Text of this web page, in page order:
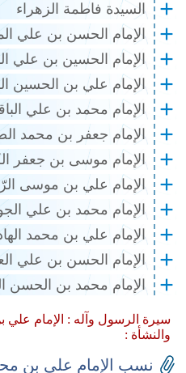
السيدة فاطمة الزهراء
الإمام الحسن بن علي
الإمام الحسين بن علي
الإمام علي بن الحسين
الإمام محمد بن علي
الإمام جعفر بن محمد
الإمام موسى بن جعفر
الإمام علي بن موسى
الإمام محمد بن علي
الإمام علي بن محمد
الإمام الحسن بن علي
الإمام محمد بن الحسن
سيرة الرسول وآله : الإمام علي
والنشأة :
نسب الإمام علي بن